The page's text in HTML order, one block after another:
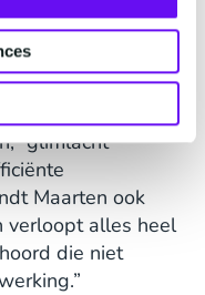
kon er
Dat geldt ook
Sign heel simpel,
is het vrij
glimlacht
Maarten ook
verloopt alles heel
die niet